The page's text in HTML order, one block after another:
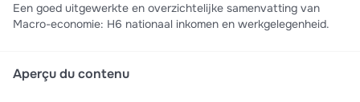
Een goed uitgewerkte en overzichtelijke samenvatting van
Macro-economie: H6 nationaal inkomen en werkgelegenheid.
Aperçu du contenu